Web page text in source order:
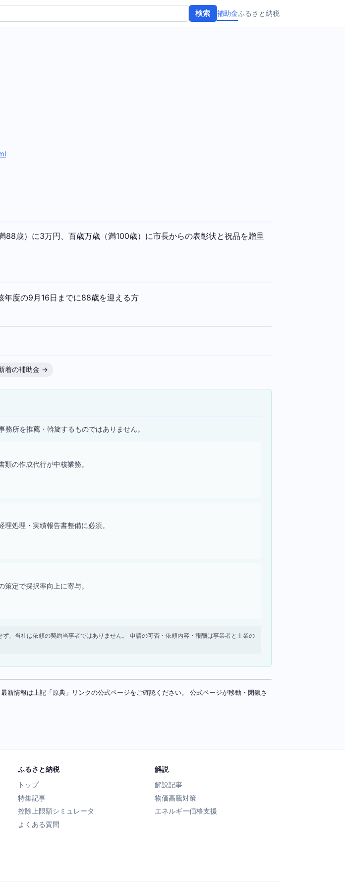
検索 補助金ふるさと納税
歳）に3万円、百歳万歳（満100歳）に市長からの表彰状と祝品を贈呈
年度の9月16日までに88歳を迎える方
着の補助金 →
所を推薦・斡旋するものではありません。
の作成代行が中核業務。
処理・実績報告書整備に必須。
定で採択率向上に寄与。
、当社は依頼の契約当事者ではありません。 申請の可否・依頼内容・報酬は事業者と士業の
情報は上記「原典」リンクの公式ページをご確認ください。 公式ページが移動・閉鎖さ
ふるさと納税
トップ
特集記事
控除上限額シミュレータ
よくある質問
解説
解説記事
物価高騰対策
エネルギー価格支援